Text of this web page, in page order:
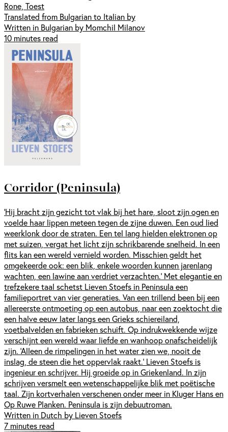
Rone, Toest
Translated from Bulgarian to Italian by
Written in Bulgarian by Momchil Milanov
10 minutes read
Corridor (Peninsula)
‘Hij bracht zijn gezicht tot vlak bij het hare, sloot zijn ogen en
voelde haar lippen meteen tegen de zijne duwen. Een oud lied
weerklonk door de straten. Een tel lang hielden elektronen op
met suizen, vergat het licht zijn schrikbarende snelheid. In een
flits kan een wereld vernield worden. Misschien geldt het
omgekeerde ook: een blik, enkele woorden kunnen jarenlang
wachten, een lawine aan verdriet verzachten.’ Met elegantie en
trefzekere taal schetst Lieven Stoefs in Peninsula een
familieportret van vier generaties. Van een trillend been bij een
allereerste ontmoeting op een autobus, naar een zoektocht die
een halve eeuw later langs een Grieks schiereiland,
voetbalvelden en fabrieken schuift. Op indrukwekkende wijze
verschijnt een wereld waar liefde en wanhoop onafscheidelijk
zijn. ‘Alleen de rimpelingen in het water zien we, nooit de
inslag, de steen die het oppervlak raakt.’ Lieven Stoefs is
ingenieur en schrijver. Hij groeide op in Griekenland. In zijn
schrijven versmelt een wetenschappelijke blik met poëtische
taal. Zijn kortverhalen verschenen onder meer in Kluger Hans en
Op Ruwe Planken. Peninsula is zijn debuutroman.
Written in Dutch by Lieven Stoefs
7 minutes read